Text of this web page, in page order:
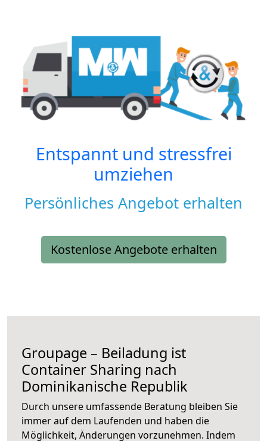
Entspannt und stressfrei
umziehen
Persönliches Angebot erhalten
Kostenlose Angebote erhalten
Groupage – Beiladung ist
Container Sharing nach
Dominikanische Republik
Durch unsere umfassende Beratung bleiben Sie
immer auf dem Laufenden und haben die
Möglichkeit, Änderungen vorzunehmen. Indem